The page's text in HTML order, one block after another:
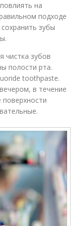
на
подходе
зубы
чистка зубов
полости рта.
toothpaste.
в течение